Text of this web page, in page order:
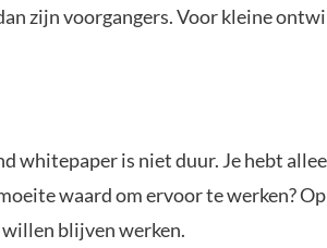
zijn voorgangers. Voor kleine
whitepaper is niet duur. Je hebt
waard om ervoor te werken?
willen blijven werken.